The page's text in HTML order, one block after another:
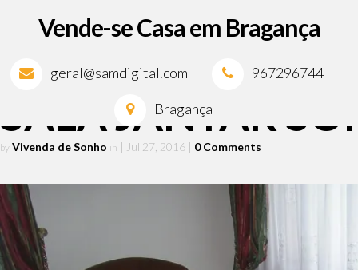
Vende-se Casa em Bragança
geral@samdigital.com 967296744
Bragança
SALA JANTAR
by Vivenda de Sonho in | Jul 27, 2016 | 0 Comments